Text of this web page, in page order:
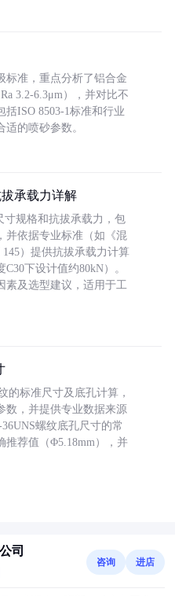
标准，重点分析了铝合金
3.2-6.3μm），并对比不
括ISO 8503-1标准和行业
的喷砂参数。
承载力详解
寸规格和抗拔承载力，包
并依据专业标准（如《混
）提供抗拔承载力计算
下设计值约80kN）。
素及选型建议，适用于工
的标准尺寸及底孔计算，
数，并提供专业数据来源
螺纹底孔尺寸的常
推荐值（Φ5.18mm），并
司
咨询 进店